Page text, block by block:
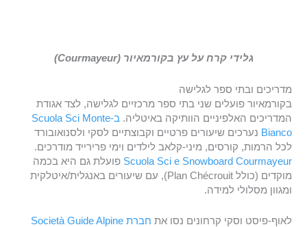
גלידי קרח על עץ בקורמאיור (Courmayeur)
מדריכים ובתי ספר לגלישה
בקורמאיור פועלים שני בתי ספר מרכזיים לגלישה, לצד אגודת
המדריכים האלפיניים הוותיקה באיטליה.
ב-Scuola Sci Monte
Bianco נערכים שיעורים פרטיים וקבוצתיים לסקי ולסנואובורד
לכל הרמות, קורסים, מיני-קלאב לילדים וימי פרירייד מודרכים.
Scuola Sci e Snowboard Courmayeur פועלת גם היא בכמה
מוקדים (כולל Plan Chécrouit), עם שיעורים באנגלית/איטלקית
ומגוון מסלולי למידה.
לאוף-פיסט וסקי קרחונים נסו את
חברת Società Guide Alpine